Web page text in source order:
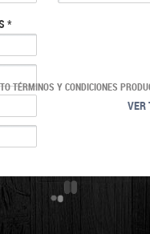
*
TÉRMINOS Y CONDICIONES
VER